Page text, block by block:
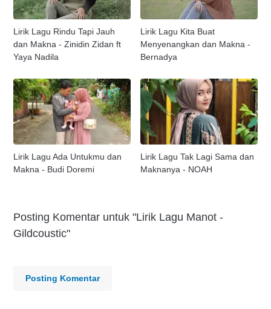
Lirik Lagu Rindu Tapi Jauh
dan Makna - Zinidin Zidan ft
Yaya Nadila
Lirik Lagu Kita Buat
Menyenangkan dan Makna -
Bernadya
Lirik Lagu Ada Untukmu dan
Makna - Budi Doremi
Lirik Lagu Tak Lagi Sama dan
Maknanya - NOAH
Posting Komentar untuk "Lirik Lagu Manot -
Gildcoustic"
Posting Komentar